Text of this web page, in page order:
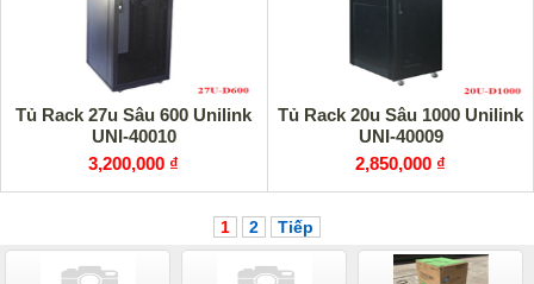
Tủ Rack 27u Sâu 600 Unilink
UNI-40010
3,200,000 ₫
Tủ Rack 20u Sâu 1000 Unilink
UNI-40009
2,850,000 ₫
1 2 Tiếp